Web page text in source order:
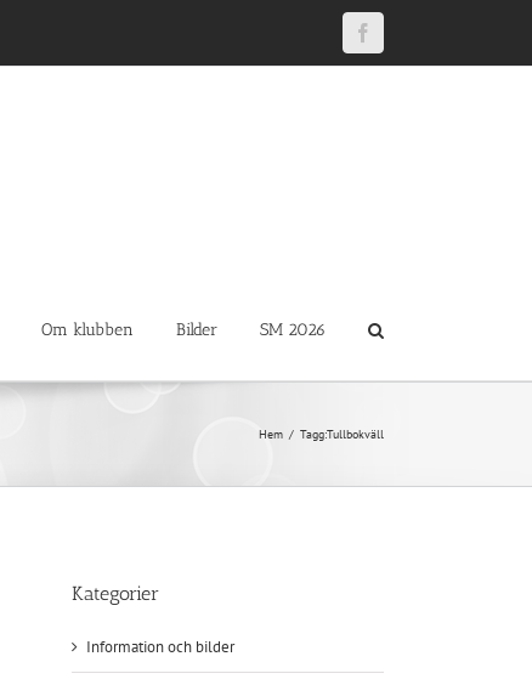
Facebook
Om klubben Bilder SM 2026
Hem Tagg:Tullbokväll
Kategorier
Information och bilder